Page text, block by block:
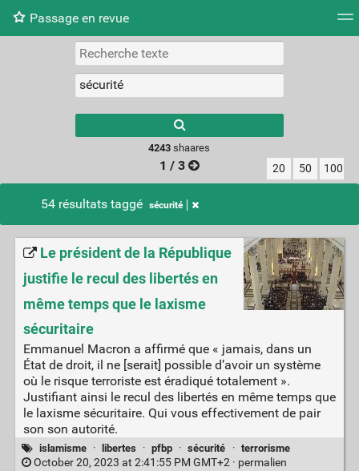
Passage en revue
Nuage de tags Mur d'images
4243 shaares
1 / 3 20 50 100
54 résultats taggé sécurité
Le président de la République
justifie le recul des libertés en
même temps que le laxisme
sécuritaire
Emmanuel Macron a affirmé que « jamais, dans un
État de droit, il ne [serait] possible d’avoir un système
où le risque terroriste est éradiqué totalement ».
Justifiant ainsi le recul des libertés en même temps que
le laxisme sécuritaire. Qui vous effectivement de pair
son son autorité.
islamisme · libertes · pfbp · sécurité · terrorisme
October 20, 2023 at 2:41:55 PM GMT+2 · permalien